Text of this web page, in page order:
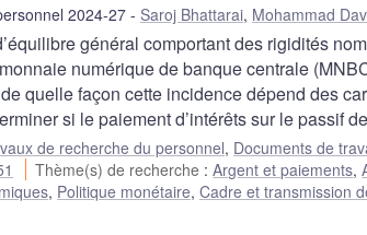
2024-27 Saroj Bhattarai, Mohammad
général comportant des rigidités
numérique de banque centrale
quelle façon cette incidence dépend des
si le paiement d’intérêts sur le passif
de recherche du personnel, Documents de
Thème(s) de recherche :Argent et paiements,
, Politique monétaire, Cadre et transmission